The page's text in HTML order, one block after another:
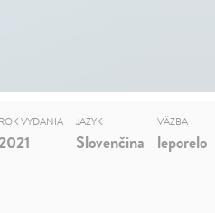
ROK VYDANIA JAZYK
Slovenčina
VÄZBA
leporelo